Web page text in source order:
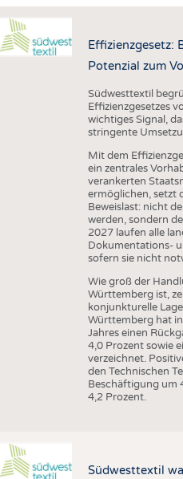
HAUS- UND HEIMTEXTILIEN
BEKLEIDUNG
AUSSCHREIBUNGEN
DTV AUSSCHREIBUNGSDIENST
ADRESSEN & LINKS
PUBLIKATIONEN
Effizienzgesetz:
Potenzial zum
Südwesttextil
Effizienzgesetzes
wichtiges Signal,
stringente
Mit dem
ein zentrales
verankerten
ermöglichen, setzt
Beweislast: nicht
werden, sondern
2027 laufen alle
Dokumentations-
sofern sie nicht
Wie groß der
Württemberg ist,
konjunkturelle
Württemberg hat
Jahres einen
4,0 Prozent sowie
verzeichnet.
den Technischen
Beschäftigung um
4,2 Prozent.
Südwesttextil